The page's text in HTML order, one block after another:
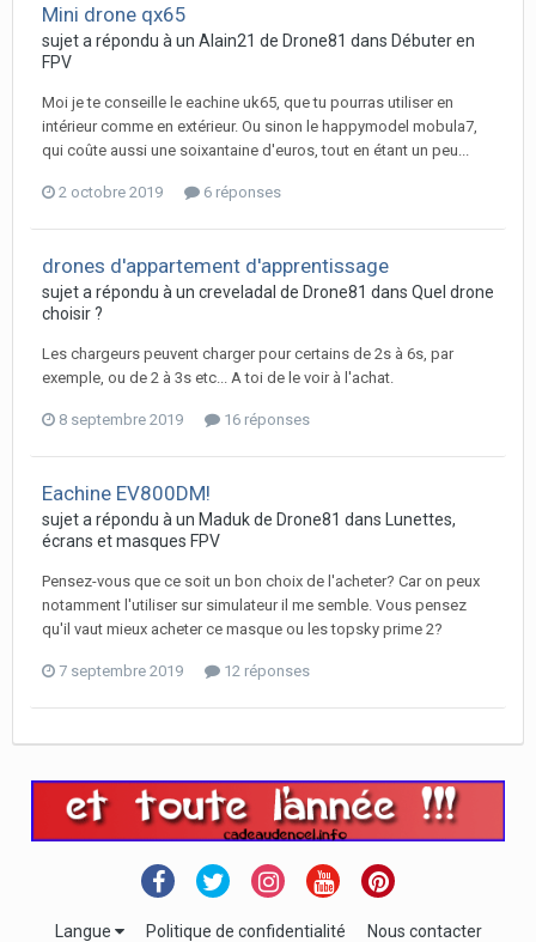
Mini drone qx65
sujet a répondu à un Alain21 de Drone81 dans Débuter en
FPV
Moi je te conseille le eachine uk65, que tu pourras utiliser en
intérieur comme en extérieur. Ou sinon le happymodel mobula7,
qui coûte aussi une soixantaine d'euros, tout en étant un peu...
2 octobre 2019 6 réponses
drones d'appartement d'apprentissage
sujet a répondu à un creveladal de Drone81 dans Quel drone
choisir ?
Les chargeurs peuvent charger pour certains de 2s à 6s, par
exemple, ou de 2 à 3s etc... A toi de le voir à l'achat.
8 septembre 2019 16 réponses
Eachine EV800DM!
sujet a répondu à un Madukde Drone81 dans
Lunettes,
écrans et masques FPV
Pensez-vous que ce soit un bon choix de l'acheter? Car on peux
notamment l'utiliser sur simulateur il me semble. Vous pensez
qu'il vaut mieux acheter ce masque ou les topsky prime 2?
7 septembre 2019 12 réponses
Langue Politique de confidentialité Nous contacter